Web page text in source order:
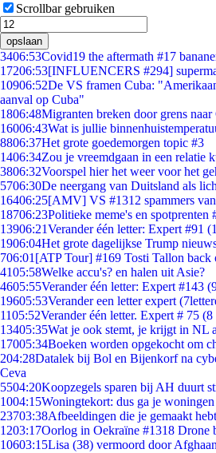
Scrollbar gebruiken
opslaan
3406:53Covid19 the aftermath #17
17206:53[INFLUENCERS #294]
10906:52De VS framen Cuba:
aanval op Cuba"
1806:48Migranten breken door grens
16006:43Wat is jullie
8806:37Het grote goedemorgen topic #3
1406:34Zou je vreemdgaan in een relatie
3806:32Voorspel hier het weer voor het
5706:30De neergang van Duitsland als
16406:25[AMV] VS #1312 spammers
18706:23Politieke meme's en spotprenten
13906:21Verander één letter: Expert #91
1906:04Het grote dagelijkse Trump
706:01 [ATP Tour] #169 Tosti Tallon back
4105:58Welke accu's? en halen uit Asie?
4605:55Verander één letter: Expert #143
19605:53Verander een letter expert
1105:52Verander één letter. Expert # 75 (8
13405:35Wat je ook stemt, je krijgt in NL
17005:34Boeken worden opgekocht om
204:28Datalek bij Bol en Bijenkorf na
Ceva
5504:20Koopzegels sparen bij AH duurt
1004:15Woningtekort: dus ga je
23703:38Afbeeldingen die je gemaakt
1203:17Oorlog in Oekraïne #1318 Drone
10603:15Lisa (38) vermoord door